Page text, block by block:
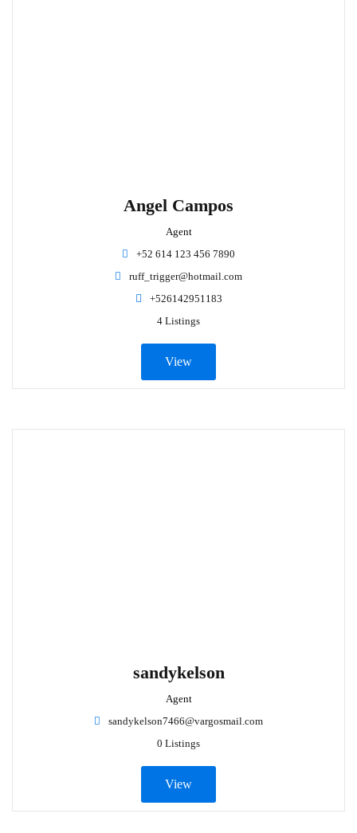
Angel Campos
Agent
+52 614 123 456 7890
ruff_trigger@hotmail.com
+526142951183
4 Listings
View
sandykelson
Agent
sandykelson7466@vargosmail.com
0 Listings
View